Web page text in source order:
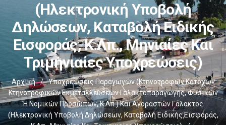
(ηλεκτρονική Υποβολή
Δηλώσεων, Καταβολή Ειδικής
Εισφοράς, Κ.λπ., Μηνιαίες Και
Τριμηνιαίες Υποχρεώσεις)
Αρχική /
Υποχρεώσεις Παραγωγών (κτηνοτρόφων Κατόχων
Κτηνοτροφικών Εκμεταλλεύσεων Γαλακτοπαραγωγής, Φυσικών
Ή Νομικών Προσώπων, Κ.λπ.) Και Αγοραστών Γάλακτος
(ηλεκτρονική Υποβολή Δηλώσεων, Καταβολή Ειδικής Εισφοράς,